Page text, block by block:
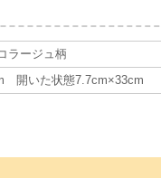
ラージュ柄
開いた状態7.7cm×33cm